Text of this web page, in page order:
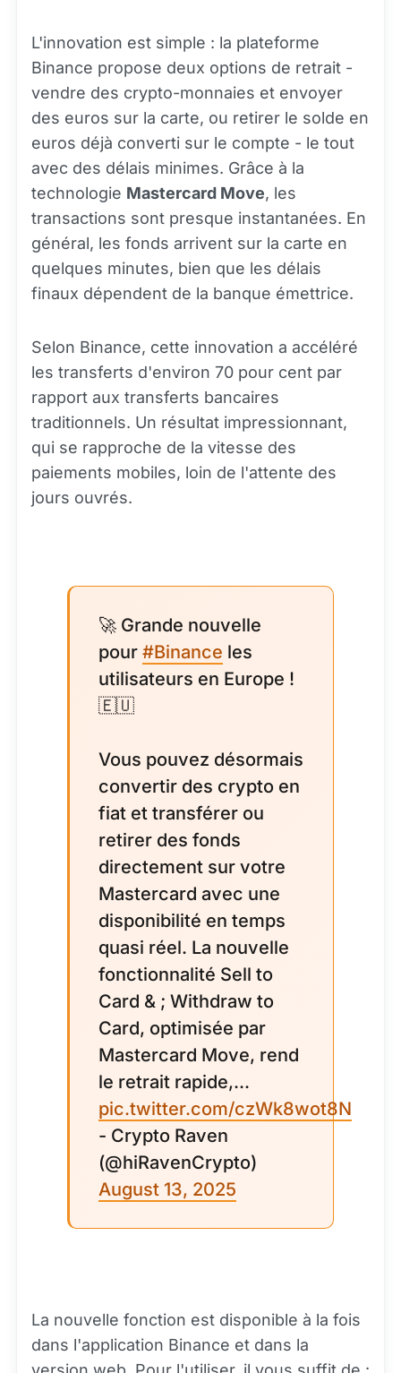
L'innovation est simple : la plateforme
Binance propose deux options de retrait -
vendre des crypto-monnaies et envoyer
des euros sur la carte, ou retirer le solde en
euros déjà converti sur le compte - le tout
avec des délais minimes. Grâce à la
technologie Mastercard Move, les
transactions sont presque instantanées. En
général, les fonds arrivent sur la carte en
quelques minutes, bien que les délais
finaux dépendent de la banque émettrice.
Selon Binance, cette innovation a accéléré
les transferts d'environ 70 pour cent par
rapport aux transferts bancaires
traditionnels. Un résultat impressionnant,
qui se rapproche de la vitesse des
paiements mobiles, loin de l'attente des
jours ouvrés.
🚀 Grande nouvelle
pour #Binance les
utilisateurs en Europe !
🇪🇺
Vous pouvez désormais
convertir des crypto en
fiat et transférer ou
retirer des fonds
directement sur votre
Mastercard avec une
disponibilité en temps
quasi réel. La nouvelle
fonctionnalité Sell to
Card & ; Withdraw to
Card, optimisée par
Mastercard Move, rend
le retrait rapide,...
pic.twitter.com/czWk8wot8N
- Crypto Raven
(@hiRavenCrypto)
August 13, 2025
La nouvelle fonction est disponible à la fois
dans l'application Binance et dans la